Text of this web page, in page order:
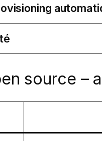
source –